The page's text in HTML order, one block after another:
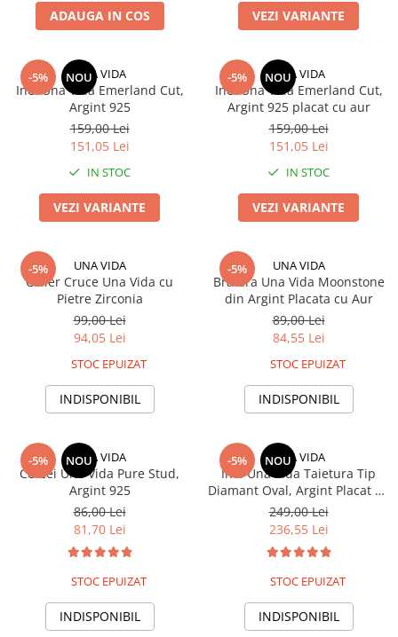
ADAUGA IN COS VEZI VARIANTE
-5% NOU
UNA VIDA
Inel Una Vida Emerland Cut,
Argint 925
159,00 Lei
151,05 Lei
IN STOC
VEZI VARIANTE
-5% NOU
UNA VIDA
Inel Una Vida Emerland Cut,
Argint 925 placat cu aur
159,00 Lei
151,05 Lei
IN STOC
VEZI VARIANTE
-5% UNA VIDA
Colier Cruce Una Vida cu
Pietre Zirconia
99,00 Lei
94,05 Lei
STOC EPUIZAT
INDISPONIBIL
-5% UNA VIDA
Bratara Una Vida Moonstone
din Argint Placata cu Aur
89,00 Lei
84,55 Lei
STOC EPUIZAT
INDISPONIBIL
-5% NOU
UNA VIDA
Cercei Una Vida Pure Stud,
Argint 925
86,00 Lei
81,70 Lei
STOC EPUIZAT
INDISPONIBIL
-5% NOU
UNA VIDA
Inel Una Vida Taietura Tip
Diamant Oval, Argint Placat cu
Aur
249,00 Lei
236,55 Lei
STOC EPUIZAT
INDISPONIBIL